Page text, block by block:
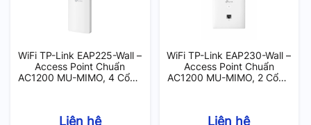
WiFi TP-Link EAP225-Wall –
Access Point Chuẩn
AC1200 MU-MIMO, 4 Cổng
Liên hệ
WiFi TP-Link EAP230-Wall –
Access Point Chuẩn
AC1200 MU-MIMO, 2 Cổng
Liên hệ